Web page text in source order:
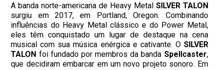
A banda norte-americana de Heavy Metal SILVER TALON
surgiu em 2017, em Portland, Oregon. Combinando
influências do Heavy Metal clássico e do Power Metal,
eles têm conquistado um lugar de destaque na cena
musical com sua música enérgica e cativante. O SILVER
TALON foi fundado por membros da banda Spellcaster,
que decidiram embarcar em um novo projeto sonoro. Em